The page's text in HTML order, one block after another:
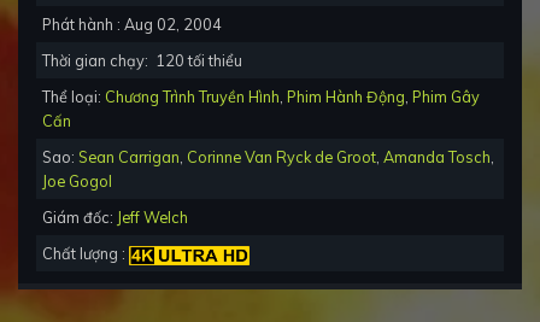
Phát hành : Aug 02, 2004
Thời gian chạy: 120tối thiểu
Thể loại: Chương Trình Truyền Hình Phim Hành Động Phim Gây
Cấn
Sao: Sean Carrigan Corinne Van Ryck de Groot Amanda Tosch
Joe Gogol
Giám đốc: Jeff Welch
Chất lượng :